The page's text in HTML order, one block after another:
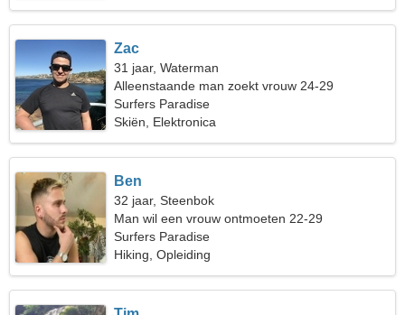
Zac
31 jaar, Waterman
Alleenstaande man zoekt vrouw 24-29
Surfers Paradise
Skiën, Elektronica
Ben
32 jaar, Steenbok
Man wil een vrouw ontmoeten 22-29
Surfers Paradise
Hiking, Opleiding